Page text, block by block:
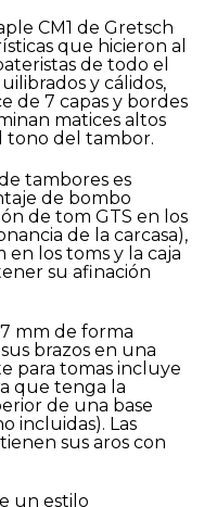
CM1 de Gretsch
que hicieron al
de todo el
y cálidos,
de 7 capas y bordes
matices altos
tono del tambor.
tambores es
de bombo
de tom GTS en los
de la carcasa),
en los toms y la caja
su afinación
mm de forma
brazos en una
para tomas incluye
que tenga la
de una base
incluidas). Las
sus aros con
un estilo